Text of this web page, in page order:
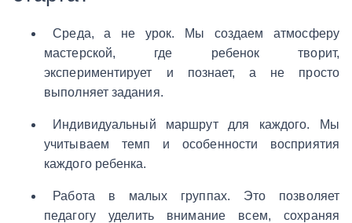
Среда, а не урок. Мы создаем атмосферу
мастерской, где ребенок творит,
экспериментирует и познает, а не просто
выполняет задания.
Индивидуальный маршрут для каждого. Мы
учитываем темп и особенности восприятия
каждого ребенка.
Работа в малых группах. Это позволяет
педагогу уделить внимание всем, сохраняя